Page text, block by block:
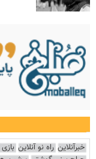
خبرآنلاین راه نو آنلاین